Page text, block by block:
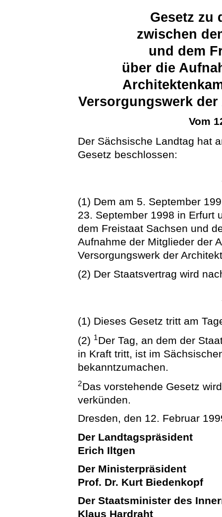
Gesetz zu
zwischen
und dem
über die
Versorgungswerk
Vom
Der Sächsische Landtag hat
Gesetz beschlossen:
(1) Dem am 5. September
23. September 1998 in Erfurt
dem Freistaat Sachsen und
Aufnahme der Mitglieder der
Versorgungswerk der
(2) Der Staatsvertrag wird
(1) Dieses Gesetz tritt am
(2) 1Der Tag, an dem der
in Kraft tritt, ist im
bekanntzumachen.
2Das vorstehende Gesetz
verkünden.
Dresden, den 12. Februar
Der Landtagspräsident
Erich Iltgen
Der Ministerpräsident
Prof. Dr. Kurt Biedenkopf
Der Staatsminister des
Klaus Hardraht